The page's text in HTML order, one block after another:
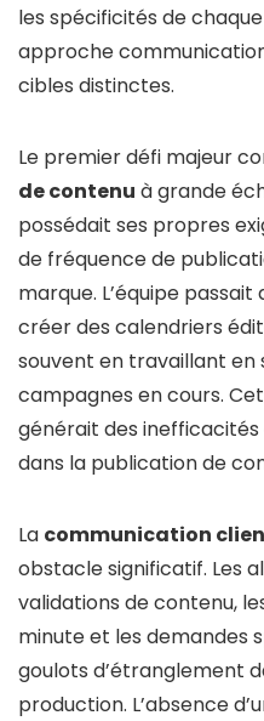
les spécificités de
approche
cibles distinctes.
Le premier défi majeur
de contenu à grande
possédait ses propres
de fréquence de
marque. L’équipe
créer des calendriers
souvent en travaillant en
campagnes en cours.
générait des inefficacités
dans la publication de
La communication
obstacle significatif. Les
validations de contenu,
minute et les demandes
goulots d’étranglement
production. L’absence